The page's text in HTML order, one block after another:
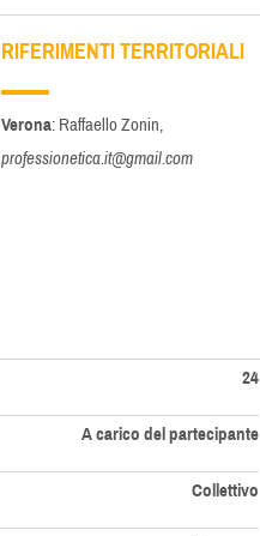
RIFERIMENTI TERRITORIALI
Verona: Raffaello Zonin,
professionetica.it@gmail.com
24
A carico del partecipante
Collettivo